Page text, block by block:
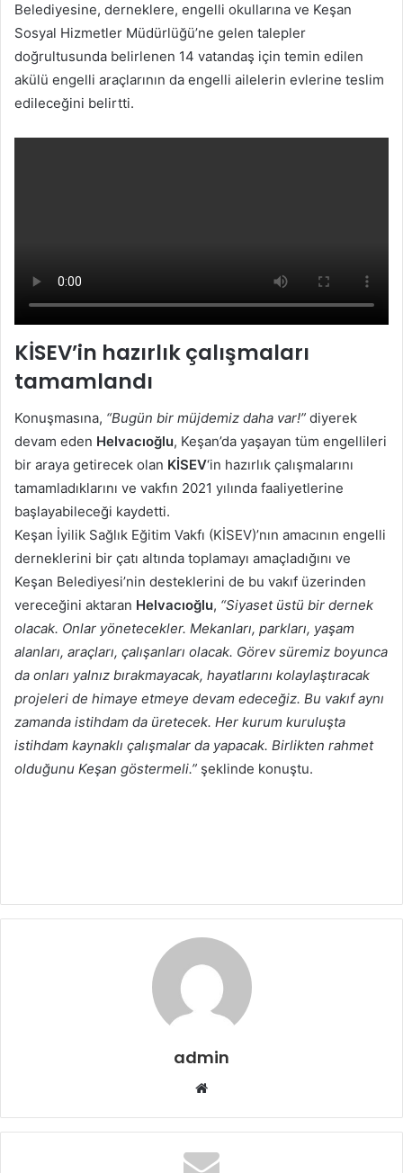
Belediyesine, derneklere, engelli okullarına ve Keşan
Sosyal Hizmetler Müdürlüğü’ne gelen talepler
doğrultusunda belirlenen 14 vatandaş için temin edilen
akülü engelli araçlarının da engelli ailelerin evlerine teslim
edileceğini belirtti.
KİSEV’in hazırlık çalışmaları
tamamlandı
Konuşmasına, “Bugün bir müjdemiz daha var!” diyerek
devam eden Helvacıoğlu, Keşan’da yaşayan tüm engellileri
bir araya getirecek olan KİSEV‘in hazırlık çalışmalarını
tamamladıklarını ve vakfın 2021 yılında faaliyetlerine
başlayabileceği kaydetti.
Keşan İyilik Sağlık Eğitim Vakfı (KİSEV)’nın amacının engelli
derneklerini bir çatı altında toplamayı amaçladığını ve
Keşan Belediyesi’nin desteklerini de bu vakıf üzerinden
vereceğini aktaran Helvacıoğlu, “Siyaset üstü bir dernek
olacak. Onlar yönetecekler. Mekanları, parkları, yaşam
alanları, araçları, çalışanları olacak. Görev süremiz boyunca
da onları yalnız bırakmayacak, hayatlarını kolaylaştıracak
projeleri de himaye etmeye devam edeceğiz. Bu vakıf aynı
zamanda istihdam da üretecek. Her kurum kuruluşta
istihdam kaynaklı çalışmalar da yapacak. Birlikten rahmet
olduğunu Keşan göstermeli.” şeklinde konuştu.
admin
Web